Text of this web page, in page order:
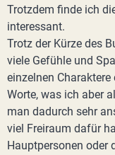
Trotzdem finde ich
interessant.
Trotz der Kürze des
viele Gefühle und
einzelnen
Worte, was ich aber
man dadurch sehr
viel Freiraum dafür
Hauptpersonen oder